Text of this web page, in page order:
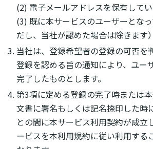
(2) 電子メールアドレスを保有して
(3) 既に本サービスのユーザーとな
だし、当社が認めた場合は除きます）
当社は、登録希望者の登録の可否を
登録を認める旨の通知により、ユー
完了したものとします。
第3項に定める登録の完了時または
文書に署名もしくは記名捺印した時
との間に本サービス利用契約が成立
ービスを本利用規約に従い利用する